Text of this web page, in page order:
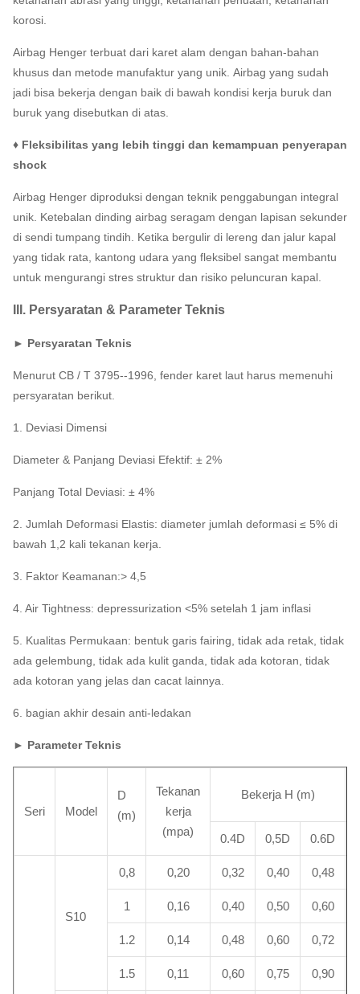
korosi.
Airbag Henger terbuat dari karet alam dengan bahan-bahan
khusus dan metode manufaktur yang unik. Airbag yang sudah
jadi bisa bekerja dengan baik di bawah kondisi kerja buruk dan
buruk yang disebutkan di atas.
♦ Fleksibilitas yang lebih tinggi dan kemampuan penyerapan
shock
Airbag Henger diproduksi dengan teknik penggabungan integral
unik. Ketebalan dinding airbag seragam dengan lapisan sekunder
di sendi tumpang tindih. Ketika bergulir di lereng dan jalur kapal
yang tidak rata, kantong udara yang fleksibel sangat membantu
untuk mengurangi stres struktur dan risiko peluncuran kapal.
III. Persyaratan & Parameter Teknis
► Persyaratan Teknis
Menurut CB / T 3795--1996, fender karet laut harus memenuhi
persyaratan berikut.
1. Deviasi Dimensi
Diameter & Panjang Deviasi Efektif: ± 2%
Panjang Total Deviasi: ± 4%
2. Jumlah Deformasi Elastis: diameter jumlah deformasi ≤ 5% di
bawah 1,2 kali tekanan kerja.
3. Faktor Keamanan:> 4,5
4. Air Tightness: depressurization <5% setelah 1 jam inflasi
5. Kualitas Permukaan: bentuk garis fairing, tidak ada retak, tidak
ada gelembung, tidak ada kulit ganda, tidak ada kotoran, tidak
ada kotoran yang jelas dan cacat lainnya.
6. bagian akhir desain anti-ledakan
► Parameter Teknis
Seri Model
D
(m)
Tekanan
kerja
(mpa)
Bekerja H (m)
0.4D 0,5D 0.6D
S10
0,8 0,20 0,32 0,40 0,48
1 0,16 0,40 0,50 0,60
1.2 0,14 0,48 0,60 0,72
1.5 0,11 0,60 0,75 0,90